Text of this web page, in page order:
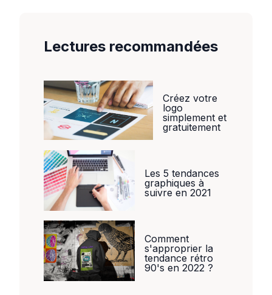
Lectures recommandées
Créez votre
logo
simplement et
gratuitement
Les 5 tendances
graphiques à
suivre en 2021
Comment
s'approprier la
tendance rétro
90's en 2022 ?